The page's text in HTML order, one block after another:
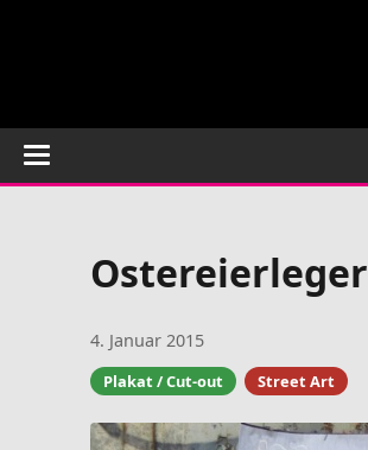
Ostereierleger
4. Januar 2015
Plakat / Cut-out Street Art